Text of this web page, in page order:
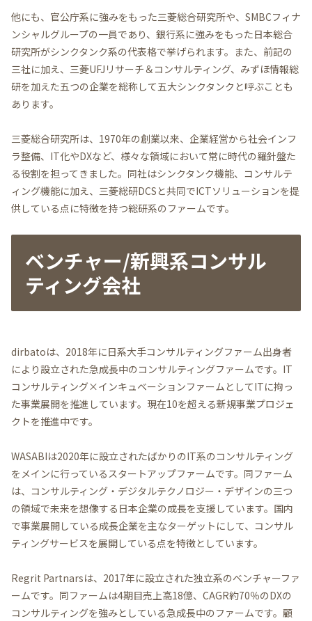
他にも、官公庁系に強みをもった三菱総合研究所や、SMBCフィナ
ンシャルグループの一員であり、銀行系に強みをもった日本総合
研究所がシンクタンク系の代表格で挙げられます。また、前記の
三社に加え、三菱UFJリサーチ＆コンサルティング、みずほ情報総
研を加えた五つの企業を総称して五大シンクタンクと呼ぶことも
あります。
三菱総合研究所は、1970年の創業以来、企業経営から社会インフ
ラ整備、IT化やDXなど、様々な領域において常に時代の羅針盤た
る役割を担ってきました。同社はシンクタンク機能、コンサルテ
ィング機能に加え、三菱総研DCSと共同でICTソリューションを提
供している点に特徴を持つ総研系のファームです。
ベンチャー/新興系コンサル
ティング会社
dirbatoは、2018年に日系大手コンサルティングファーム出身者
により設立された急成長中のコンサルティングファームです。IT
コンサルティング×インキュベーションファームとしてITに拘っ
た事業展開を推進しています。現在10を超える新規事業プロジェ
クトを推進中です。
WASABIは2020年に設立されたばかりのIT系のコンサルティング
をメインに行っているスタートアップファームです。同ファーム
は、コンサルティング・デジタルテクノロジー・デザインの三つ
の領域で未来を想像する日本企業の成長を支援しています。国内
で事業展開している成長企業を主なターゲットにして、コンサル
ティングサービスを展開している点を特徴としています。
Regrit Partnarsは、2017年に設立された独立系のベンチャーファ
ームです。同ファームは4期目売上高18億、CAGR約70％のDXの
コンサルティングを強みとしている急成長中のファームです。顧